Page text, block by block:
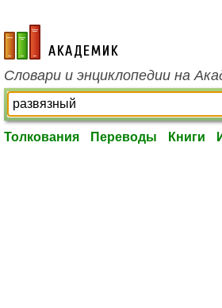
academic.ru
Словари и энциклопедии на
Толкования Переводы Книги